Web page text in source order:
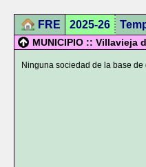
FRE 2025-26
MUNICIPIO :: Villavieja
Ninguna sociedad de la base